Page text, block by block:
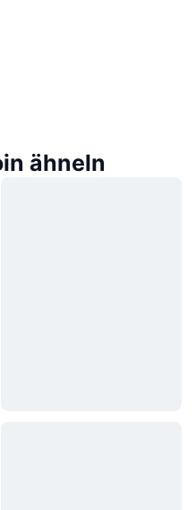
ähneln